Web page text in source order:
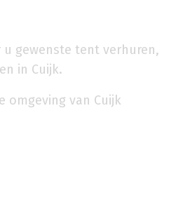
gewenste tent verhuren,
in Cuijk.
omgeving van Cuijk